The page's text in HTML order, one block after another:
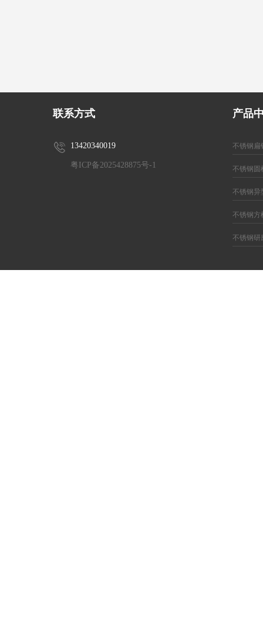
联系方式
13420340019
粤ICP备2025428875号-1
产品
不锈钢扁
不锈钢圆
不锈钢异
不锈钢方
不锈钢研